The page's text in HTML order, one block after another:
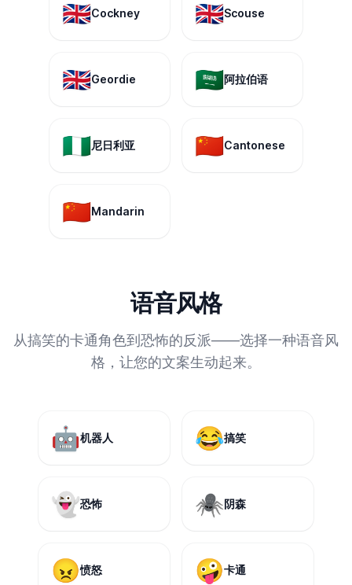
🇬🇧Cockney 🇬🇧Scouse
🇬🇧Geordie 🇸🇦阿拉伯语
🇳🇬尼日利亚 🇨🇳Cantonese
🇨🇳Mandarin
语音风格
从搞笑的卡通角色到恐怖的反派——选择一种语音风
格，让您的文案生动起来。
🤖机器人 😂搞笑
👻恐怖 🕷️阴森
😠愤怒 🤪卡通